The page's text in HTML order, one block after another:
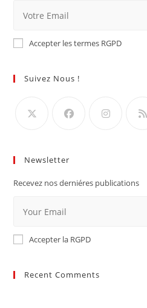
Accepter les termes RGPD
Suivez Nous !
Newsletter
Recevez nos derniéres publications
Accepter la RGPD
Recent Comments